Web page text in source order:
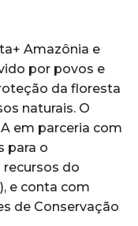
Amazônia e
por povos e
da floresta
naturais. O
em parceria com
para o
recursos do
e conta com
de Conservação